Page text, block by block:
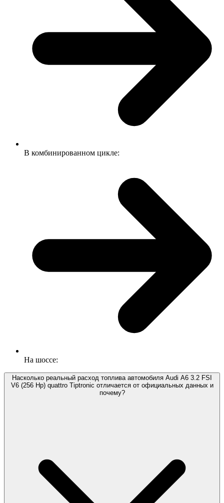
В комбинированном цикле:
На шоссе:
Насколько реальный расход топлива автомобиля Audi A6 3.2 FSI
V6 (256 Hp) quattro Tiptronic отличается от официальных данных и
почему?